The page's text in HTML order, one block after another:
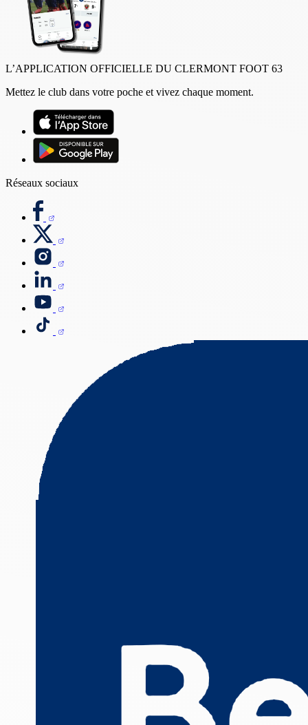
L’APPLICATION OFFICIELLE DU CLERMONT FOOT 63
Mettez le club dans votre poche et vivez chaque moment.
Réseaux sociaux